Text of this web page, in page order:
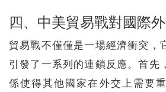
四、中美貿易戰對國際
貿易戰不僅僅是一場經濟衝突，
引發了一系列的連鎖反應。首先
係使得其他國家在外交上需要